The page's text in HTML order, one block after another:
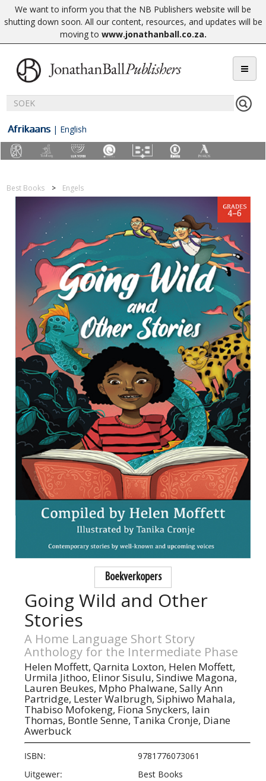
We want to inform you that the NB Publishers website will be
shutting down soon. All our content, resources, and updates will be
moving to www.jonathanball.co.za.
Afrikaans | English
Best Books Engels
Boekverkopers
Going Wild and Other
Stories
A Home Language Short Story
Anthology for the Intermediate Phase
Helen Moffett, Qarnita Loxton, Helen Moffett,
Urmila Jithoo, Elinor Sisulu, Sindiwe Magona,
Lauren Beukes, Mpho Phalwane, Sally Ann
Partridge, Lester Walbrugh, Siphiwo Mahala,
Thabiso Mofokeng, Fiona Snyckers, Iain
Thomas, Bontle Senne, Tanika Cronje, Diane
Awerbuck
ISBN:
9781776073061
Uitgewer:
Best Books